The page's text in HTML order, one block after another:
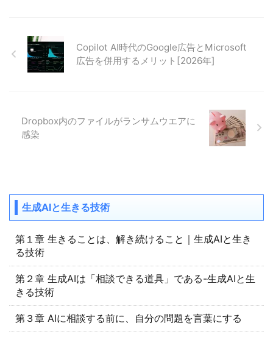
Copilot AI時代のGoogle広告とMicrosoft
広告を併用するメリット[2026年]
Dropbox内のファイルがランサムウエアに
感染
生成AIと生きる技術
第１章 生きることは、解き続けること｜生成AIと生き
る技術
第２章 生成AIは「相談できる道具」である-生成AIと生
きる技術
第３章 AIに相談する前に、自分の問題を言葉にする